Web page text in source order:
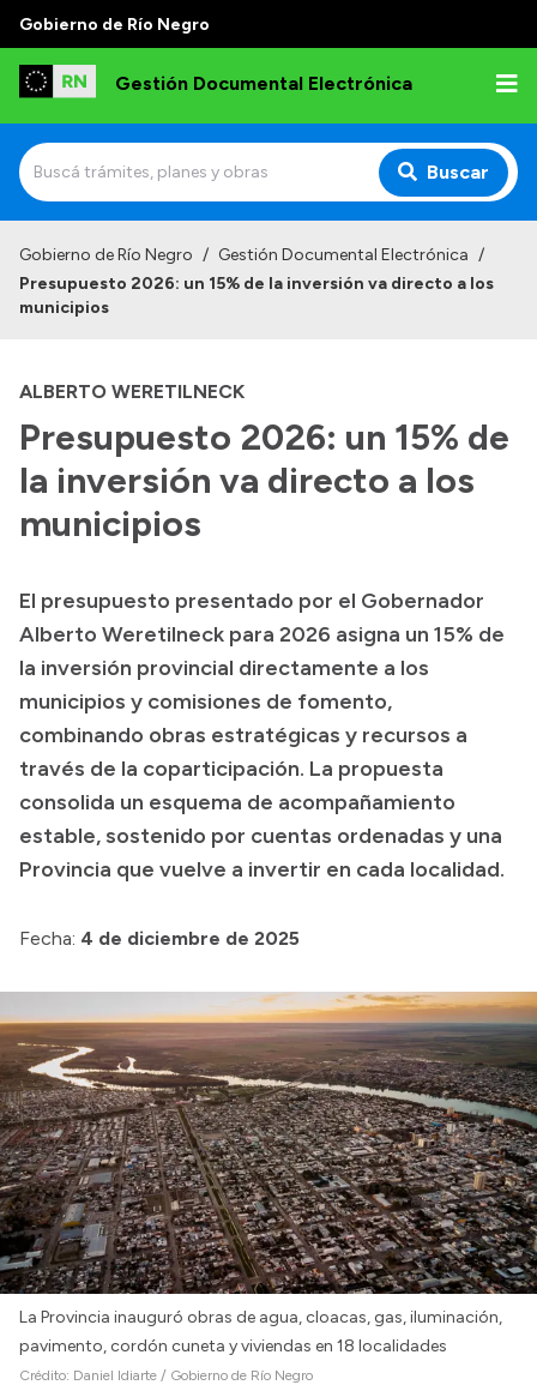
Gobierno de Río Negro
Gestión Documental Electrónica
Buscar
Institucional
Misión y Visión
Normativa
Transparencia
Boletín Oficial
Compras y licitaciones
Consulta de expedientes
Consulta de pago a proveedores
Convocatorias
Intranet
Gobierno de Río Negro / Gestión Documental Electrónica /
Presupuesto 2026: un 15% de la inversión va directo a los
municipios
ALBERTO WERETILNECK
Presupuesto 2026: un 15% de
la inversión va directo a los
municipios
El presupuesto presentado por el Gobernador
Alberto Weretilneck para 2026 asigna un 15% de
la inversión provincial directamente a los
municipios y comisiones de fomento,
combinando obras estratégicas y recursos a
través de la coparticipación. La propuesta
consolida un esquema de acompañamiento
estable, sostenido por cuentas ordenadas y una
Provincia que vuelve a invertir en cada localidad.
Fecha: 4 de diciembre de 2025
La Provincia inauguró obras de agua, cloacas, gas, iluminación,
pavimento, cordón cuneta y viviendas en 18 localidades
Crédito: Daniel Idiarte / Gobierno de Río Negro